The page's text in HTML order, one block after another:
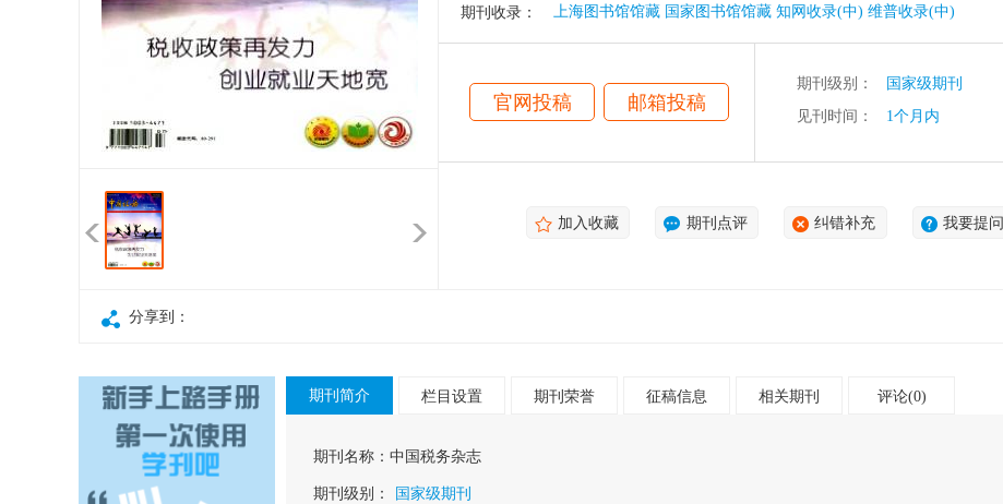
期刊收录： 上海图书馆馆藏 国家图书馆馆藏 知网收录(中) 维普收录(中)
官网投稿 邮箱投稿
期刊级别：
国家级期刊
见刊时间：
1个月内
加入收藏 期刊点评 纠错补充 我要提问
分享到：
期刊简介 栏目设置 期刊荣誉 征稿信息 相关期刊 评论(0)
期刊名称： 中国税务杂志
期刊级别： 国家级期刊